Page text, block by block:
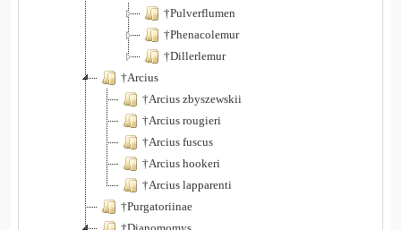
†Pulverflumen
†Phenacolemur
†Dillerlemur
†Arcius
†Arcius zbyszewskii
†Arcius rougieri
†Arcius fuscus
†Arcius hookeri
†Arcius lapparenti
†Purgatoriinae